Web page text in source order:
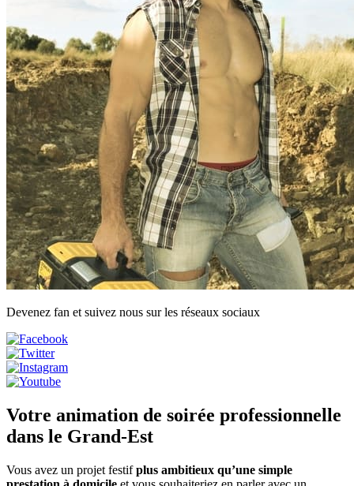
Devenez fan et suivez nous sur les réseaux sociaux
Votre animation de soirée professionnelle
dans le Grand-Est
Vous avez un projet festifplus ambitieux qu’une simple